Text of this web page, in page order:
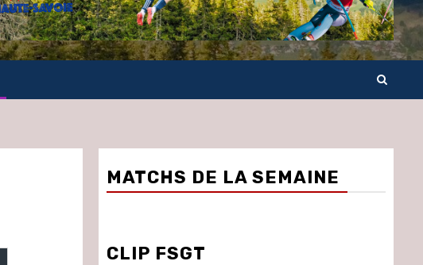
MATCHS DE LA SEMAINE
CLIP FSGT